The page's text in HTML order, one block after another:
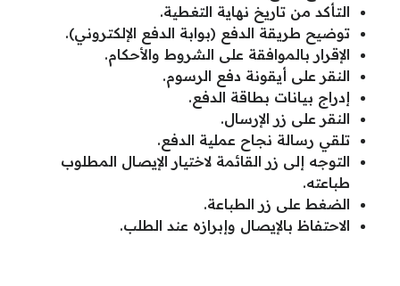
التأكد من تاريخ نهاية التغطية.
توضيح طريقة الدفع (بوابة الدفع الإلكتروني).
الإقرار بالموافقة على الشروط والأحكام.
النقر على أيقونة دفع الرسوم.
إدراج بيانات بطاقة الدفع.
النقر على زر الإرسال.
تلقي رسالة نجاح عملية الدفع.
التوجه إلى زر القائمة لاختيار الإيصال المطلوب
طباعته.
الضغط على زر الطباعة.
الاحتفاظ بالإيصال وإبرازه عند الطلب.